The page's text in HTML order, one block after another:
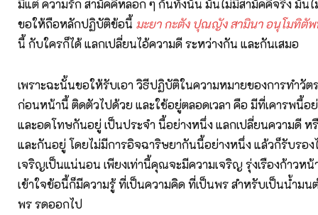
มีแต่ ความรัก สามัคคีหลอก ๆ กันทั้งนั้น มันไม่มีสามัคคีจริง มัน
ขอให้ถือหลักปฏิบัติข้อนี้ มะยา กะตัง ปุณญัง สามินา อนุโมทิตัพ
นี้ กับใครก็ได้ แลกเปลี่ยนไอ้ความดี ระหว่างกัน และกันเสมอ
เพราะฉะนั้นขอให้รับเอา วิธีปฏิบัติในความหมายของการทำวัต
ก่อนหน้านี้ ติดตัวไปด้วย และใช้อยู่ตลอดเวลา คือ มีที่เคารพนี้อ
และอดโทษกันอยู่ เป็นประจำ นี้อย่างหนึ่ง แลกเปลี่ยนความดี
และกันอยู่ โดยไม่มีการอิจฉาริษยากันนี้อย่างหนึ่ง แล้วก็รับรอง
เจริญเป็นแน่นอน เพียงเท่านี้คุณจะมีความเจริญ รุ่งเรืองก้าวห
เข้าใจข้อนี้ก็มีความรู้ ที่เป็นความคิด ที่เป็นพร สำหรับเป็นน้ำมน
พร รดออกไป